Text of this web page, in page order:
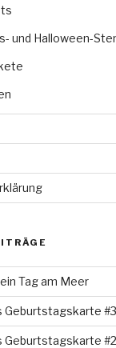
und Halloween-
Tag am Meer
Geburtstagskarte #3
Geburtstagskarte #2